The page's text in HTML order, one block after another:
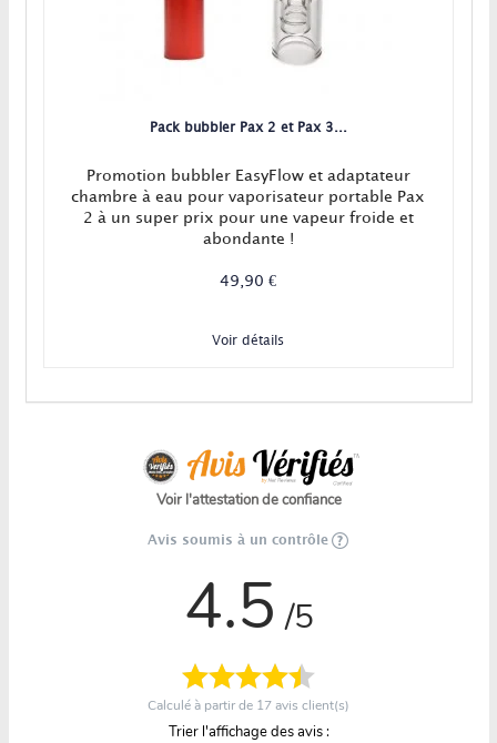
Pack bubbler Pax 2 et Pax 3...
Promotion bubbler EasyFlow et adaptateur
chambre à eau pour vaporisateur portable Pax
2 à un super prix pour une vapeur froide et
abondante !
49,90 €
Voir détails
Voir l'attestation de confiance
Avis soumis à un contrôle
4.5 /5
Calculé à partir de 17 avis client(s)
Trier l'affichage des avis :